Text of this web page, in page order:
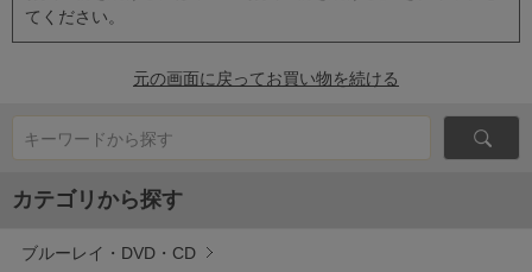
てください。
元の画面に戻ってお買い物を続ける
キーワードから探す
カテゴリから探す
ブルーレイ・DVD・CD